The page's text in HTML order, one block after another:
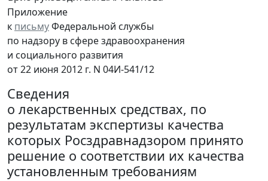
Приложение
к письмуФедеральной службы
по надзору в сфере здравоохранения
и социального развития
от 22 июня 2012 г. N 04И-541/12
Сведения
о лекарственных средствах, по
результатам экспертизы качества
которых Росздравнадзором принято
решение о соответствии их качества
установленным требованиям